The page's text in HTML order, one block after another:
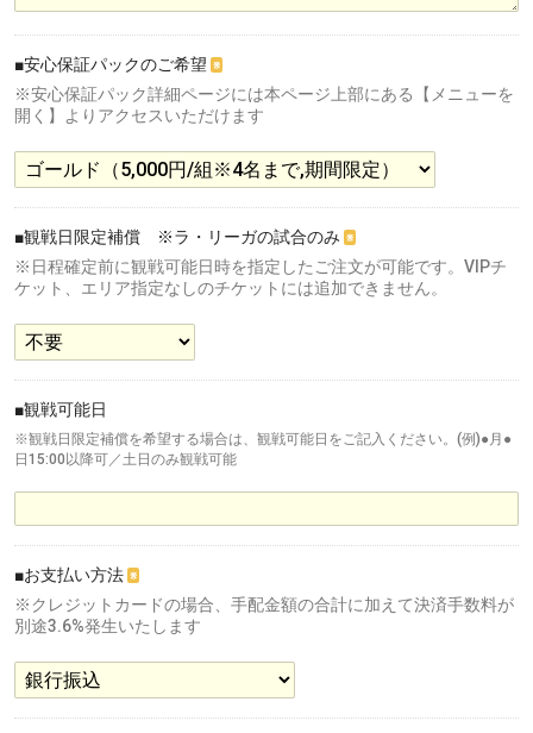
■安心保証パックのご希望 ※
※安心保証パック詳細ページには本ページ上部にある【メニューを
開く】よりアクセスいただけます
■観戦日限定補償 ※ラ・リーガの試合のみ ※
※日程確定前に観戦可能日時を指定したご注文が可能です。VIPチ
ケット、エリア指定なしのチケットには追加できません。
■観戦可能日
※観戦日限定補償を希望する場合は、観戦可能日をご記入ください。(例)●月●
日15:00以降可／土日のみ観戦可能
■お支払い方法 ※
※クレジットカードの場合、手配金額の合計に加えて決済手数料が
別途3.6%発生いたします